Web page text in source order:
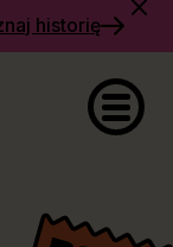
historię